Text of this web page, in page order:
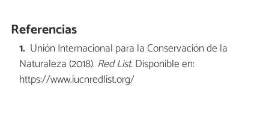
Referencias
Unión Internacional para la Conservación de la
Naturaleza (2018). Red List.Disponible en:
https://www.iucnredlist.org/